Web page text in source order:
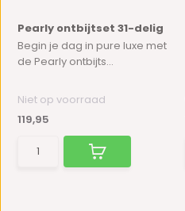
Pearly ontbijtset 31-delig
Begin je dag in pure luxe met
de Pearly ontbijts...
Niet op voorraad
119,95